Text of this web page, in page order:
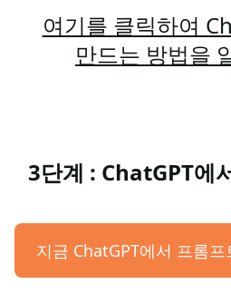
여기를 클릭하여
만드는 방법을
3단계 : ChatGPT에
지금 ChatGPT에서 프롬